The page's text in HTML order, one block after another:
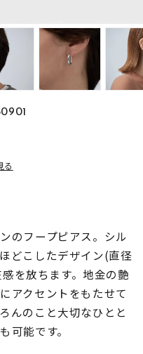
～
る
のフープピアス。シル
どこしたデザイン(直径
を放ちます。地金の艶
アクセントをもたせて
んのこと大切なひとと
可能です。